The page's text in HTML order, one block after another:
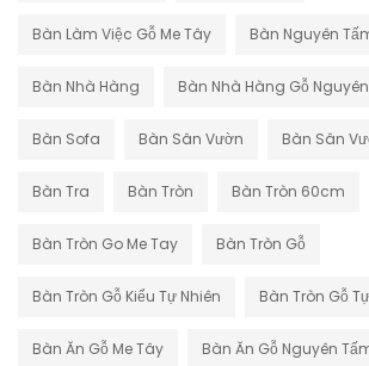
Bàn Làm Việc Gỗ Me Tây Bàn Nguyên
Bàn Nhà Hàng Bàn Nhà Hàng Gỗ
Bàn Sofa Bàn Sân Vườn Bàn Sân
Bàn Tra Bàn Tròn Bàn Tròn 60cm
Bàn Tròn Go Me Tay Bàn Tròn Gỗ
Bàn Tròn Gỗ Kiểu Tự Nhiên Bàn Tròn Gỗ
Bàn Ăn Gỗ Me Tây Bàn Ăn Gỗ Nguyên